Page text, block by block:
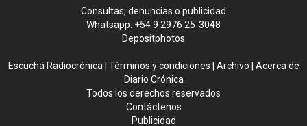
Consultas, denuncias o publicidad
Whatsapp: +54 9 2976 25-3048
Depositphotos
Escuchá Radiocrónica Términos y condiciones Archivo
Acerca de
Diario Crónica
Todos los derechos reservados
Contáctenos
Publicidad